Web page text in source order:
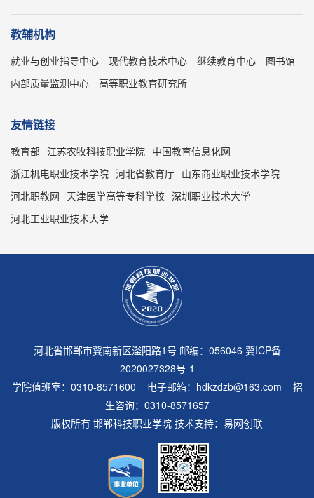
教辅机构
就业与创业指导中心 现代教育技术中心 继续教育中心
图书馆
内部质量监测中心
高等职业教育研究所
友情链接
教育部 江苏农牧科技职业学院 中国教育信息化网
浙江机电职业技术学院 河北省教育厅 山东商业职业技术学院
河北职教网 天津医学高等专科学校 深圳职业技术大学
河北工业职业技术大学
河北省邯郸市冀南新区滏阳路1号 邮编：056046 冀ICP备
2020027328号-1
学院值班室：0310-8571600 电子邮箱：hdkzdzb@163.com 招
生咨询：0310-8571657
版权所有 邯郸科技职业学院 技术支持： 易网创联